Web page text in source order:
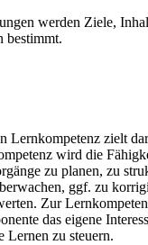
werden Ziele,
bestimmt.
Lernkompetenz zielt
wird die
zu planen, zu
ggf. zu
Zur
das eigene
Lernen zu steuern.